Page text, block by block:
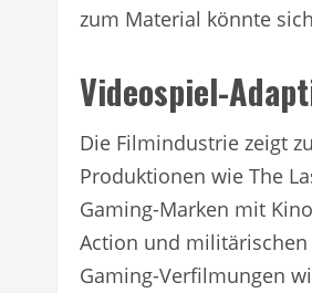
zum Material könnte
Videospiel-
Die Filmindustrie zeigt
Produktionen wie The
Gaming-Marken mit
Action und
Gaming-Verfilmungen